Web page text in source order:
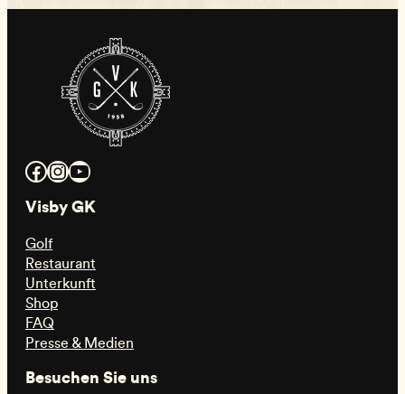
Facebook InstagramYouTube
Visby GK
Golf
Restaurant
Unterkunft
Shop
FAQ
Presse & Medien
Besuchen Sie uns